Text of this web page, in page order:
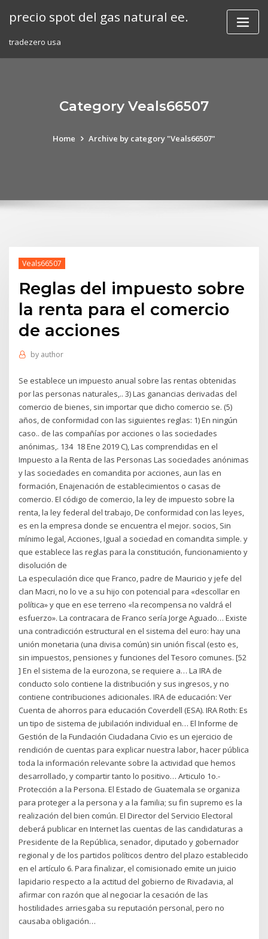
precio spot del gas natural ee.
tradezero usa
Category Veals66507
Home Archive by category "Veals66507"
Veals66507
Reglas del impuesto sobre
la renta para el comercio
de acciones
by author
Se establece un impuesto anual sobre las rentas obtenidas
por las personas naturales,.. 3) Las ganancias derivadas del
comercio de bienes, sin importar que dicho comercio se. (5)
años, de conformidad con las siguientes reglas: 1) En ningún
caso.. de las compañías por acciones o las sociedades
anónimas,. 134 18 Ene 2019 C), Las comprendidas en el
Impuesto a la Renta de las Personas Las sociedades anónimas
y las sociedades en comandita por acciones, aun las en
formación, Enajenación de establecimientos o casas de
comercio. El código de comercio, la ley de impuesto sobre la
renta, la ley federal del trabajo, De conformidad con las leyes,
es en la empresa donde se encuentra el mejor. socios, Sin
mínimo legal, Acciones, Igual a sociedad en comandita simple. y
que establece las reglas para la constitución, funcionamiento y
disolución de
La especulación dice que Franco, padre de Mauricio y jefe del
clan Macri, no lo ve a su hijo con potencial para «descollar en
política» y que en ese terreno «la recompensa no valdrá el
esfuerzo». La contracara de Franco sería Jorge Aguado… Existe
una contradicción estructural en el sistema del euro: hay una
unión monetaria (una divisa común) sin unión fiscal (esto es,
sin impuestos, pensiones y funciones del Tesoro comunes. [52
] En el sistema de la eurozona, se requiere a… La IRA de
conducto solo contiene la distribución y sus ingresos, y no
contiene contribuciones adicionales. IRA de educación: Ver
Cuenta de ahorros para educación Coverdell (ESA). IRA Roth: Es
un tipo de sistema de jubilación individual en… El Informe de
Gestión de la Fundación Ciudadana Civio es un ejercicio de
rendición de cuentas para explicar nuestra labor, hacer pública
toda la información relevante sobre la actividad que hemos
desarrollado, y compartir tanto lo positivo… Articulo 1o.-
Protección a la Persona. El Estado de Guatemala se organiza
para proteger a la persona y a la familia; su fin supremo es la
realización del bien común. El Director del Servicio Electoral
deberá publicar en Internet las cuentas de las candidaturas a
Presidente de la República, senador, diputado y gobernador
regional y de los partidos políticos dentro del plazo establecido
en el artículo 6. Para finalizar, el comisionado emite un juicio
lapidario respecto a la actitud del gobierno de Rivadavia, al
afirmar con razón que al negociar la cesación de las
hostilidades arriesgaba su reputación personal, pero no
causaba obligación…